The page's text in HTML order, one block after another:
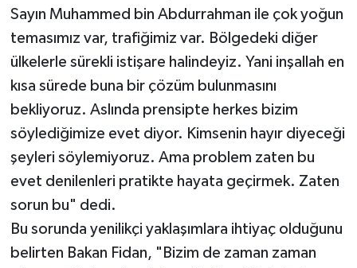
Sayın Muhammed bin Abdurrahman ile çok yoğun
temasımız var, trafiğimiz var. Bölgedeki diğer
ülkelerle sürekli istişare halindeyiz. Yani inşallah en
kısa sürede buna bir çözüm bulunmasını
bekliyoruz. Aslında prensipte herkes bizim
söylediğimize evet diyor. Kimsenin hayır diyeceği
şeyleri söylemiyoruz. Ama problem zaten bu
evet denilenleri pratikte hayata geçirmek. Zaten
sorun bu" dedi.
Bu sorunda yenilikçi yaklaşımlara ihtiyaç olduğunu
belirten Bakan Fidan, "Bizim de zaman zaman